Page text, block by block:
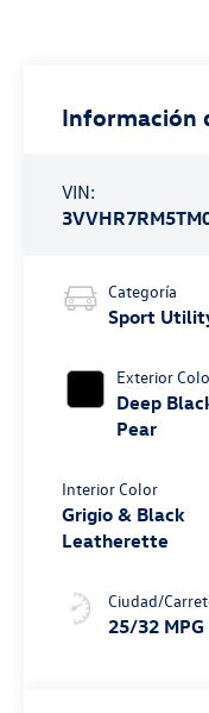
Información
VIN:
Categoría
Sport
Exterior
Deep
Pear
Interior Color
Grigio & Black
Leatherette
Ciudad/
25/32 MPG